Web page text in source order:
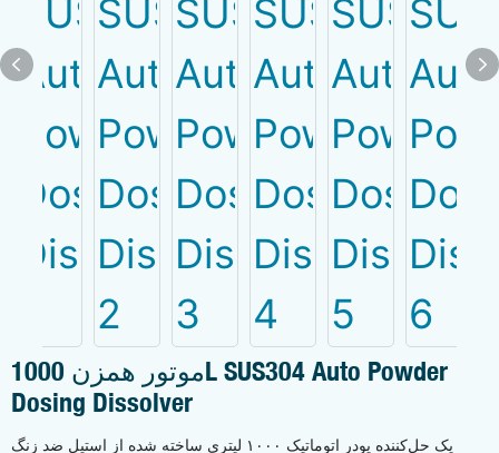
موتور همزن 1000L SUS304 Auto Powder
Dosing Dissolver
یک حل‌کننده پودر اتوماتیک ۱۰۰۰ لیتری ساخته شده از استیل ضد زنگ